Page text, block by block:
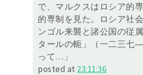
で、マルクスはロシア的
的専制を見た。ロシア社
ンゴル来襲と諸公国の従
タールの軛」（一二三七
って…」
posted at 23:11:36